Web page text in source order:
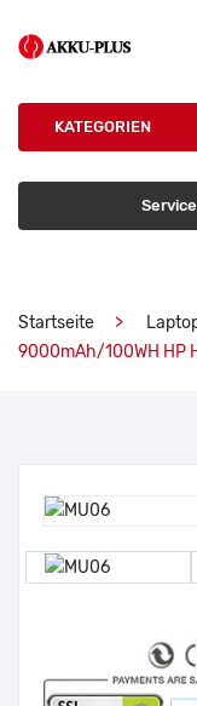
KATEGORIEN
Startseite
9000mAh/100WH HP